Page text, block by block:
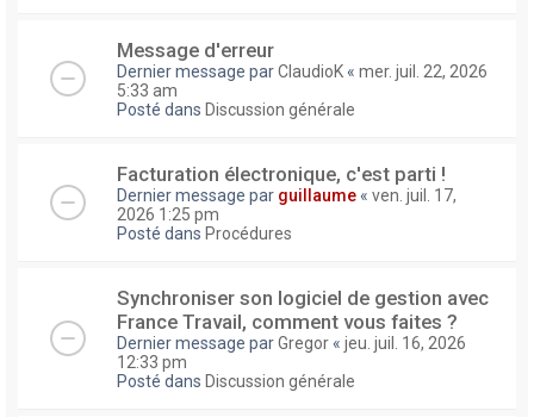
Message d'erreur
Dernier message parClaudioK « mer. juil. 22, 2026
5:33 am
Posté dans Discussion générale
Facturation électronique, c'est parti !
Dernier message par guillaume « ven. juil. 17,
2026 1:25 pm
Posté dans Procédures
Synchroniser son logiciel de gestion avec
France Travail, comment vous faites ?
Dernier message parGregor « jeu. juil. 16, 2026
12:33 pm
Posté dans Discussion générale